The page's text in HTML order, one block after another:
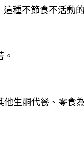
這種不節食不活動
生酮代餐、零食